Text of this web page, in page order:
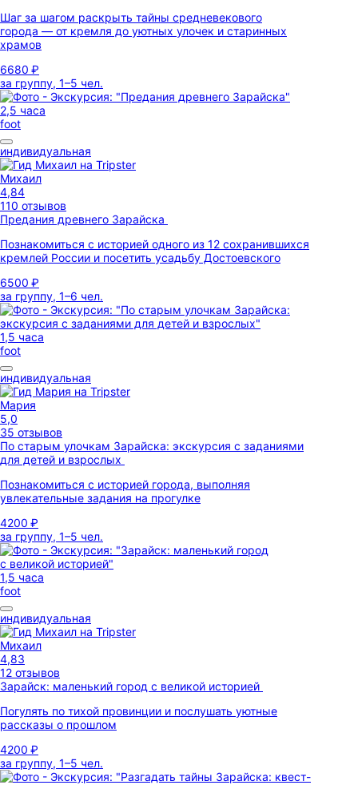
Шаг за шагом раскрыть тайны средневекового
города — от кремля до уютных улочек и старинных
храмов
6680 ₽
за группу, 1–5 чел.
2,5 часа
foot
индивидуальная
Михаил
4,84
110 отзывов
Предания древнего Зарайска
Познакомиться с историей одного из 12 сохранившихся
кремлей России и посетить усадьбу Достоевского
6500 ₽
за группу, 1–6 чел.
1,5 часа
foot
индивидуальная
Мария
5,0
35 отзывов
По старым улочкам Зарайска: экскурсия с заданиями
для детей и взрослых
Познакомиться с историей города, выполняя
увлекательные задания на прогулке
4200 ₽
за группу, 1–5 чел.
1,5 часа
foot
индивидуальная
Михаил
4,83
12 отзывов
Зарайск: маленький город с великой историей
Погулять по тихой провинции и послушать уютные
рассказы о прошлом
4200 ₽
за группу, 1–5 чел.